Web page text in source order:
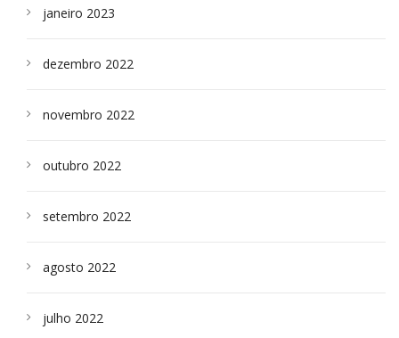
janeiro 2023
dezembro 2022
novembro 2022
outubro 2022
setembro 2022
agosto 2022
julho 2022